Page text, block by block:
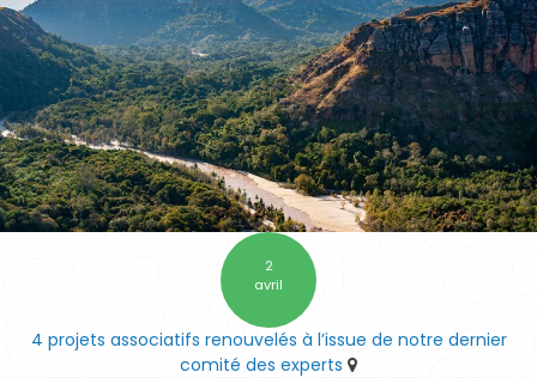
2
avril
4 projets associatifs renouvelés à l’issue de notre dernier
comité des experts